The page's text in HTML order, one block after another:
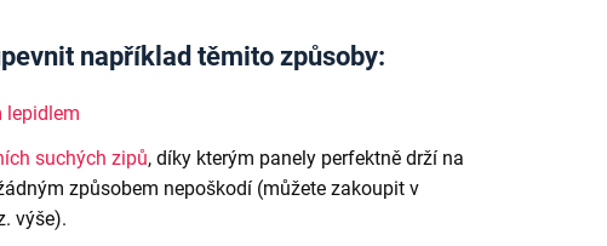
například těmito způsoby:
lepidlem
suchých zipů, díky kterým panely perfektně drží na
způsobem nepoškodí (můžete zakoupit v
výše).